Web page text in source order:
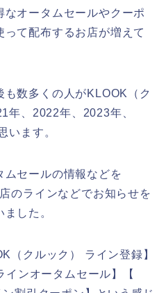
オータムセールやクーポ
て配布するお店が増えて
数多くの人がKLOOK（ク
年、2022年、2023年、
います。
ムセールの情報などを
のラインなどでお知らせを
した。
（クルック） ライン登録】
インオータムセール】【